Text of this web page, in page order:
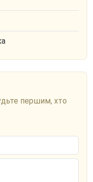
першим, хто